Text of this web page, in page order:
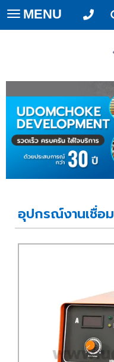
Toggle
navigation
MENU
อุปกรณ์งานเชื่อม